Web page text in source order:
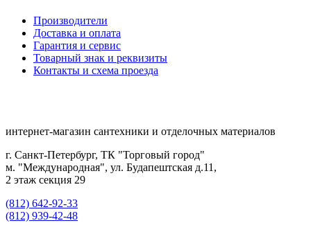
Производители
Доставка и оплата
Гарантия и сервис
Товарный знак и реквизиты
Контакты и схема проезда
интернет-магазин сантехники и отделочных материалов
г. Санкт-Петербург, ТК "Торговый город"
м. "Международная", ул. Будапештская д.11,
2 этаж секция 29
(812) 642-92-33
(812) 939-42-48